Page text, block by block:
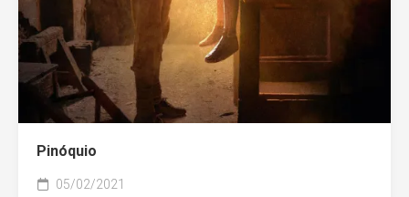
Pinóquio
05/02/2021